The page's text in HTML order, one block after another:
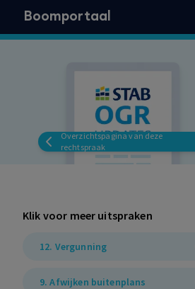
Boomportaal
Overzichtspagina van deze
rechtspraak
Klik voor meer uitspraken
12. Vergunning
9. Afwijken buitenplans